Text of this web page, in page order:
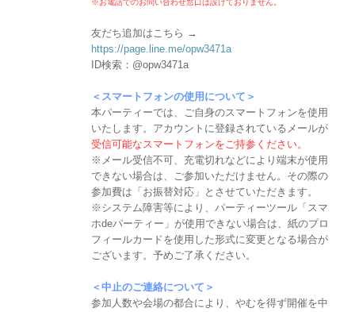
※お電話でのお問い合わせ窓口は設けておりません。
友だち追加はこちら →
https://page.line.me/opw3471a
ID検索：@opw3471a
＜スマートフォンの使用について＞
本パーティーでは、ご自身のスマートフォンを使用
いたします。アカウントに登録されているメールが
受信可能なスマートフォンをご持参ください。
※メール受信不可、充電切れなどにより端末が使用
できない場合は、ご参加いただけません。その際の
参加費は「お振替対応」とさせていただきます。
※システム障害等により、パーティーツール「スマ
ホdeパーティー」が使用できない場合は、紙のプロ
フィールカードを使用した形式に変更となる場合が
ございます。予めご了承ください。
＜中止のご連絡について＞
参加人数や会場の都合により、やむを得ず開催を中